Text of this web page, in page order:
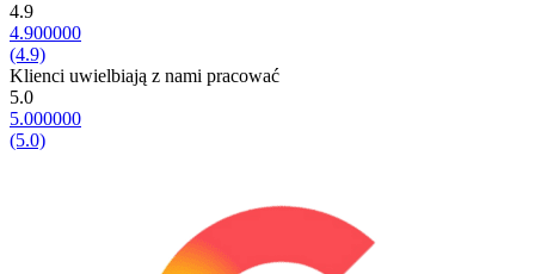
4.9
4.900000
(4.9)
Klienci uwielbiają z nami pracować
5.0
5.000000
(5.0)